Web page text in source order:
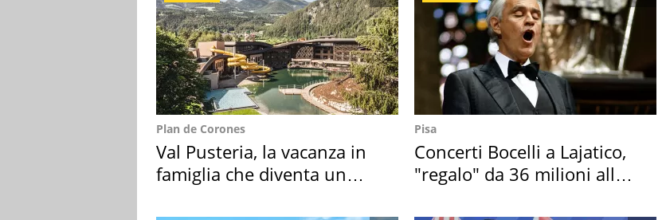
Plan de Corones
Val Pusteria, la vacanza in
famiglia che diventa un
Pisa
Concerti Bocelli a Lajatico,
"regalo" da 36 milioni alla